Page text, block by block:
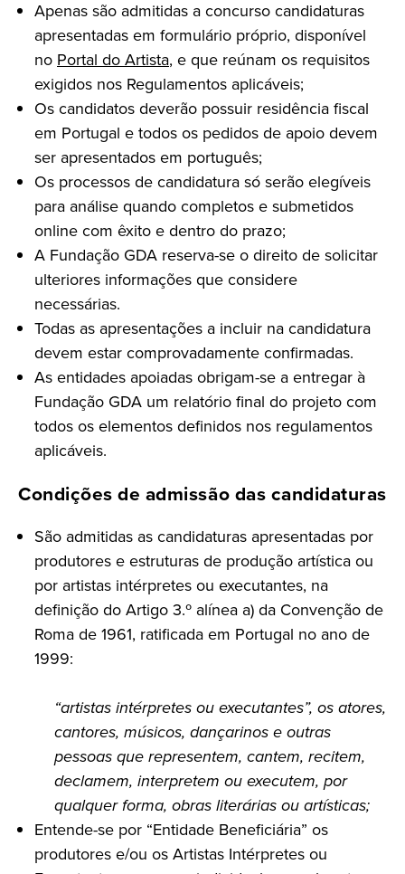
Apenas são admitidas a concurso candidaturas
apresentadas em formulário próprio, disponível
no Portal do Artista, e que reúnam os requisitos
exigidos nos Regulamentos aplicáveis;
Os candidatos deverão possuir residência fiscal
em Portugal e todos os pedidos de apoio devem
ser apresentados em português;
Os processos de candidatura só serão elegíveis
para análise quando completos e submetidos
online com êxito e dentro do prazo;
A Fundação GDA reserva-se o direito de solicitar
ulteriores informações que considere
necessárias.
Todas as apresentações a incluir na candidatura
devem estar comprovadamente confirmadas.
As entidades apoiadas obrigam-se a entregar à
Fundação GDA um relatório final do projeto com
todos os elementos definidos nos regulamentos
aplicáveis.
Condições de admissão das candidaturas
São admitidas as candidaturas apresentadas por
produtores e estruturas de produção artística ou
por artistas intérpretes ou executantes, na
definição do Artigo 3.º alínea a) da Convenção de
Roma de 1961, ratificada em Portugal no ano de
1999:
“artistas intérpretes ou executantes”, os atores,
cantores, músicos, dançarinos e outras
pessoas que representem, cantem, recitem,
declamem, interpretem ou executem, por
qualquer forma, obras literárias ou artísticas;
Entende-se por “Entidade Beneficiária” os
produtores e/ou os Artistas Intérpretes ou